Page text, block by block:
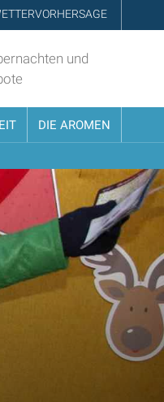
und
DIE AROMEN